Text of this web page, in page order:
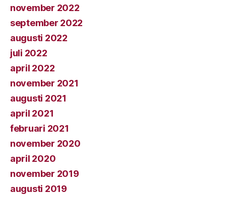
november 2022
september 2022
augusti 2022
juli 2022
april 2022
november 2021
augusti 2021
april 2021
februari 2021
november 2020
april 2020
november 2019
augusti 2019